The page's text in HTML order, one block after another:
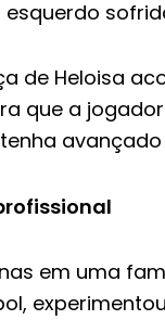
de Heloisa
que a
em uma